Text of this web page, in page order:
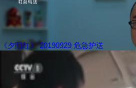
《夕阳红》 20190929 危急护送